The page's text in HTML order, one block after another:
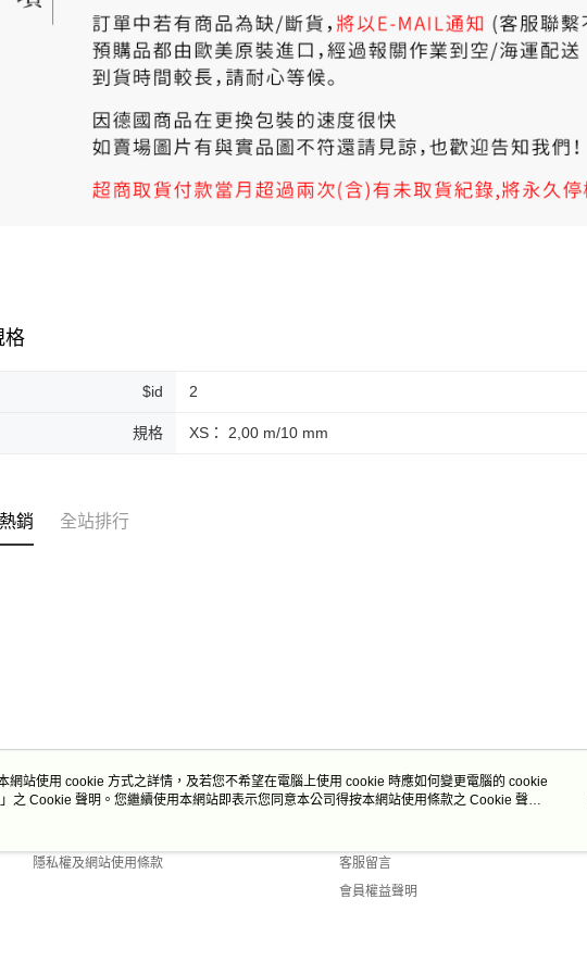
格
$id 2
規格 XS： 2,00 m/10 mm
銷 全站排行
關於我們
隱私權及網站使用條款
客服資訊
客服留言
會員權益聲明
網站使用 cookie 方式之詳情，及若您不希望在電腦上使用 cookie 時應如何變更電腦的 cookie
」之 Cookie 聲明。您繼續使用本網站即表示您同意本公司得按本網站使用條款之 Cookie 聲明